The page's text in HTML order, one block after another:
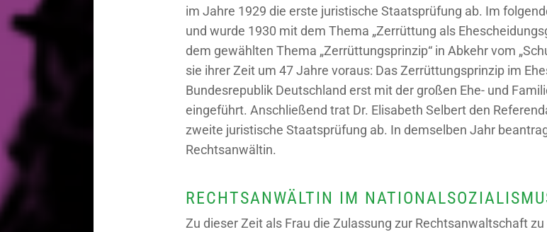
im Jahre 1929 die erste juristische Staatsprüfung ab. Im
und wurde 1930 mit dem Thema „Zerrüttung als
dem gewählten Thema „Zerrüttungsprinzip“ in Abkehr vom
sie ihrer Zeit um 47 Jahre voraus: Das Zerrüttungsprinzip im
Bundesrepublik Deutschland erst mit der großen Ehe- und
eingeführt. Anschließend trat Dr. Elisabeth Selbert den
zweite juristische Staatsprüfung ab. In demselben Jahr
Rechtsanwältin.
RECHTSANWÄLTIN IM
Zu dieser Zeit als Frau die Zulassung zur Rechtsanwaltschaft